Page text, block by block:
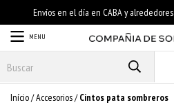
MENU
Início/Accesorios/ Cintos pata sombreros